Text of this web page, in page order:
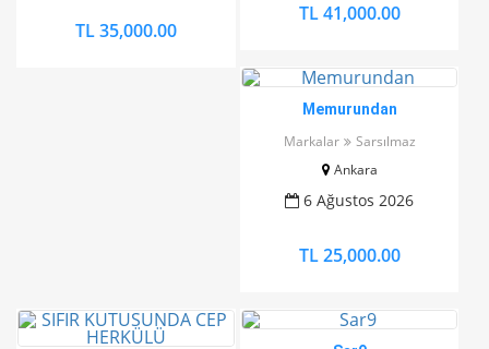
TL 35,000.00
TL 41,000.00
Memurundan
Markalar
Sarsılmaz
Ankara
6 Ağustos 2026
TL 25,000.00